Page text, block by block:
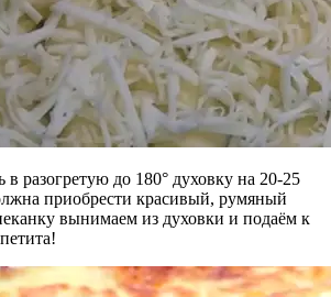
разогретую до 180° духовку на 20-25
приобрести красивый, румяный
вынимаем из духовки и подаём к